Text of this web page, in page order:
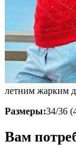
летним жарким
Размеры:34/36
Вам